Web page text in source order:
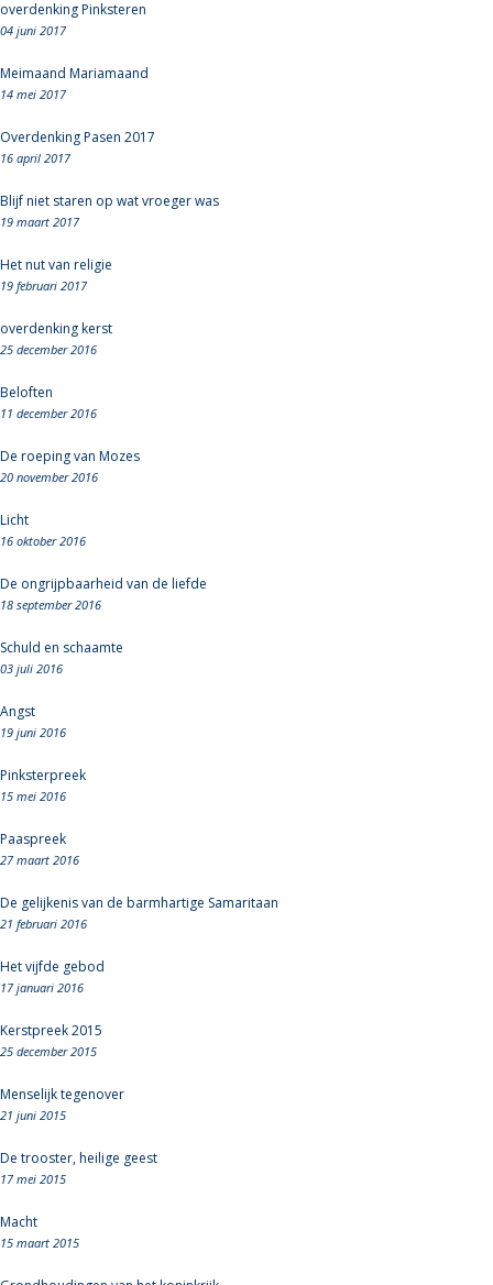
overdenking Pinksteren
04 juni 2017
Meimaand Mariamaand
14 mei 2017
Overdenking Pasen 2017
16 april 2017
Blijf niet staren op wat vroeger was
19 maart 2017
Het nut van religie
19 februari 2017
overdenking kerst
25 december 2016
Beloften
11 december 2016
De roeping van Mozes
20 november 2016
Licht
16 oktober 2016
De ongrijpbaarheid van de liefde
18 september 2016
Schuld en schaamte
03 juli 2016
Angst
19 juni 2016
Pinksterpreek
15 mei 2016
Paaspreek
27 maart 2016
De gelijkenis van de barmhartige Samaritaan
21 februari 2016
Het vijfde gebod
17 januari 2016
Kerstpreek 2015
25 december 2015
Menselijk tegenover
21 juni 2015
De trooster, heilige geest
17 mei 2015
Macht
15 maart 2015